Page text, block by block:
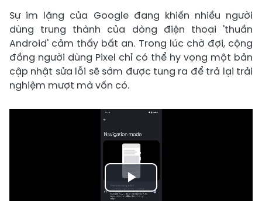
Sự im lặng của Google đang khiến nhiều người
dùng trung thành của dòng điện thoại 'thuần
Android' cảm thấy bất an. Trong lúc chờ đợi, cộng
đồng người dùng Pixel chỉ có thể hy vọng một bản
cập nhật sửa lỗi sẽ sớm được tung ra để trả lại trải
nghiệm mượt mà vốn có.
Play